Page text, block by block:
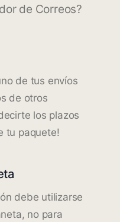
de Correos?
de tus envíos
de otros
los plazos
tu paquete!
debe utilizarse
no para